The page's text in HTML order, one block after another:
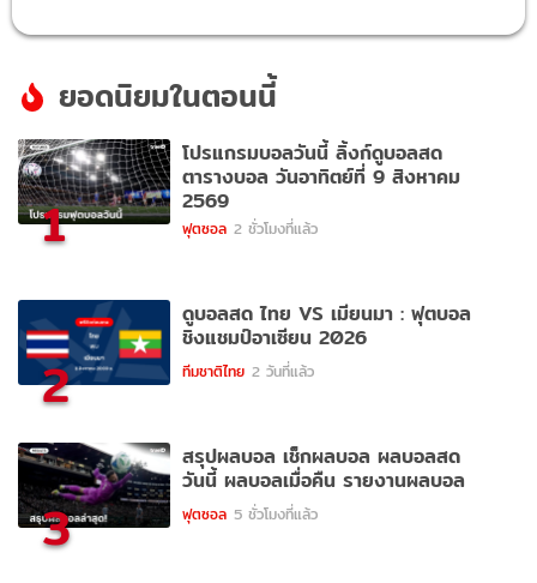
ยอดนิยมในตอนนี้
1
โปรแกรมบอลวันนี้ ลิ้งก์ดูบอลสด
ตารางบอล วันอาทิตย์ที่ 9 สิงหาคม
2569
ฟุตซอล 2 ชั่วโมงที่แล้ว
2
ดูบอลสด ไทย VS เมียนมา : ฟุตบอล
ชิงแชมป์อาเซียน 2026
ทีมชาติไทย 2 วันที่แล้ว
3
สรุปผลบอล เช็กผลบอล ผลบอลสด
วันนี้ ผลบอลเมื่อคืน รายงานผลบอล
ฟุตซอล 5 ชั่วโมงที่แล้ว